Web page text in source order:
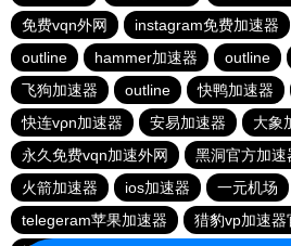
免费vqn外网
instagram免费加速器
outline
hammer加速器 outline
飞狗加速器
outline 快鸭加速器
快连vρn加速器
安易加速器 大象
永久免费vqn加速外网
黑洞官方加速
火箭加速器
ios加速器 一元机场
telegeram苹果加速器
猎豹vp加速器